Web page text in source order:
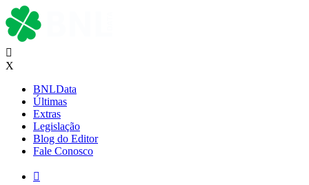

X
BNLData
Últimas
Extras
Legislação
Blog do Editor
Fale Conosco
